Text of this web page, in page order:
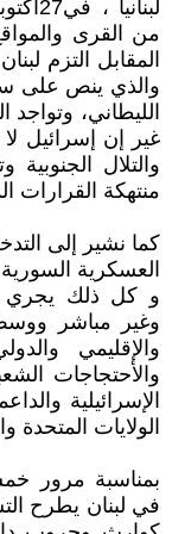
من القرى
والذي ينص على
الليطاني،
غير إن إسرائيل
والتلال الجنوبية
منتهكة القرارات
كما نشير إلى
العسكرية
و كل ذلك يجري
وغير مباشر
والإقليمي
والأحتجاجات
الإسرائيلية
الولايات المتحدة
بمناسبة مرور
في لبنان يطرح